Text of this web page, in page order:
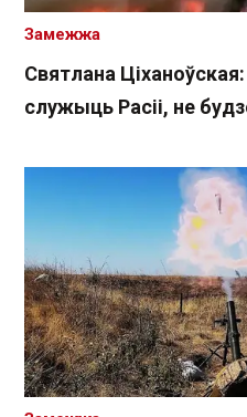
Святлана
служыць Расіі, не
Замежжа